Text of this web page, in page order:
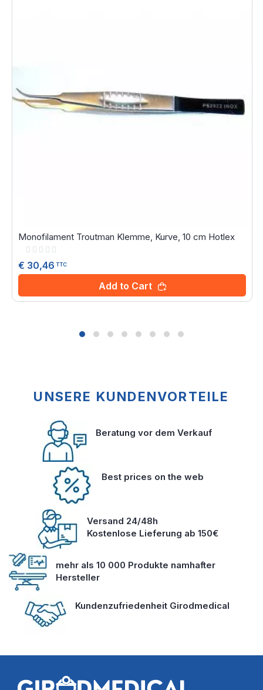
Monofilament Troutman Klemme, Kurve, 10 cm Hotlex
Rating:
€ 30,46 TTC
Add to Cart
UNSERE KUNDENVORTEILE
Beratung vor dem Verkauf
Best prices on the web
Versand 24/48h
Kostenlose Lieferung ab 150€
mehr als 10 000 Produkte namhafter
Hersteller
Kundenzufriedenheit Girodmedical